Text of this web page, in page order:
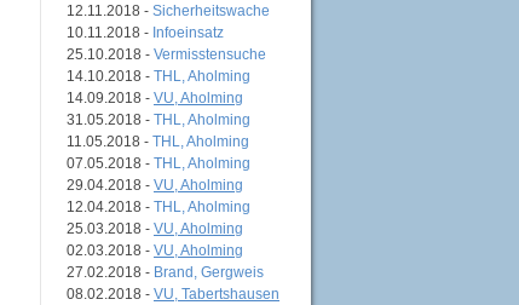
12.11.2018 - Sicherheitswache
10.11.2018 - Infoeinsatz
25.10.2018 - Vermisstensuche
14.10.2018 - THL, Aholming
14.09.2018 - VU, Aholming
31.05.2018 - THL, Aholming
11.05.2018 - THL, Aholming
07.05.2018 - THL, Aholming
29.04.2018 - VU, Aholming
12.04.2018 - THL, Aholming
25.03.2018 - VU, Aholming
02.03.2018 - VU, Aholming
27.02.2018 - Brand, Gergweis
08.02.2018 - VU, Tabertshausen